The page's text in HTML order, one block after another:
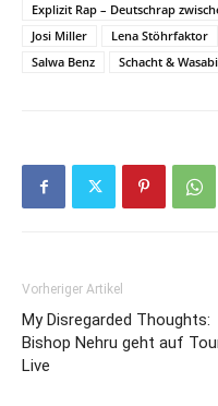
Explizit Rap – Deutschrap
Josi Miller
Lena Stöhrfaktor
Salwa Benz
Schacht & Wasabi
Vorheriger Artikel
My Disregarded Thoughts:
Bishop Nehru geht auf
Live